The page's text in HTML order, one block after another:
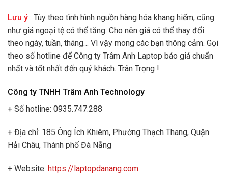
Lưu ý : Tùy theo tình hình nguồn hàng hóa khang hiếm, cũng
như giá ngoại tệ có thế tăng. Cho nên giá có thể thay đổi
theo ngày, tuần, tháng… Vì vậy mong các bạn thông cảm. Gọi
theo số hotline để Công ty Trâm Anh Laptop báo giá chuẩn
nhất và tốt nhất đến quý khách. Trân Trọng !
Công ty TNHH Trâm Anh Technology
+ Số hotline: 0935.747.288
+ Địa chỉ: 185 Ông Ích Khiêm, Phường Thạch Thang, Quận
Hải Châu, Thành phố Đà Nẵng
+ Website: https://laptopdanang.com